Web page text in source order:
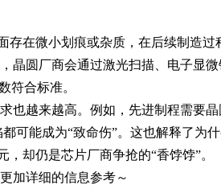
在微小划痕或杂质，在后续制造过
晶圆厂商会通过激光扫描、电子显
符合标准。
也越来越高。例如，先进制程需要
可能成为“致命伤”。这也解释了为
却仍是芯片厂商争抢的“香饽饽”。
加详细的信息参考～